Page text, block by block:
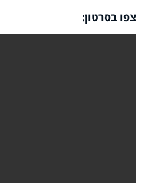
צפו בסרטון: